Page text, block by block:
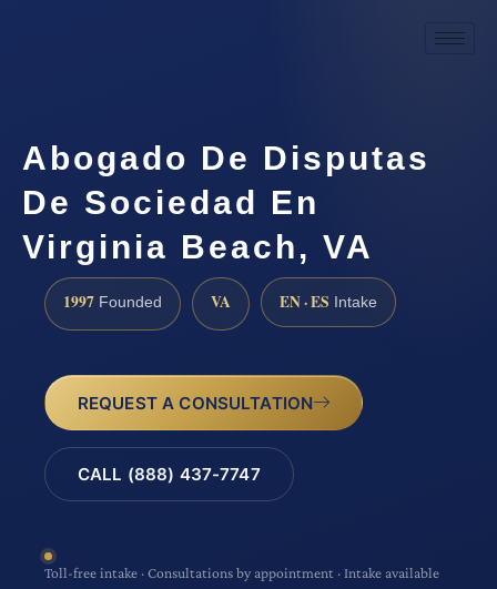
Abogado De Disputas
De Sociedad En
Virginia Beach, VA
1997 Founded VA EN · ES Intake
REQUEST A CONSULTATION
CALL (888) 437-7747
Toll-free intake · Consultations by appointment · Intake available